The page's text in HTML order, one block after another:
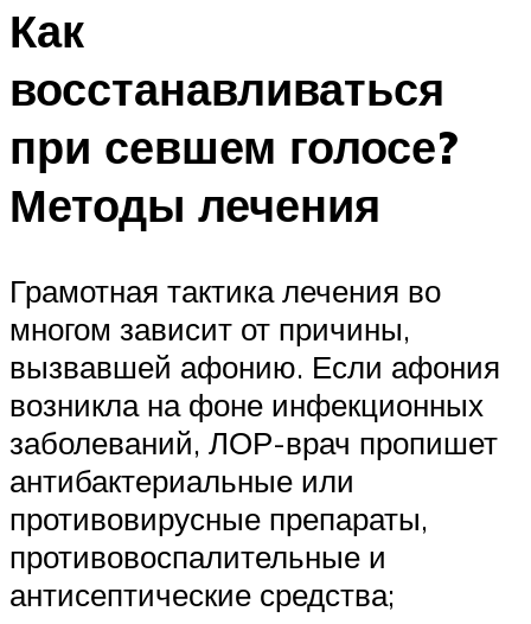
Как
восстанавливаться
при севшем голосе?
Методы лечения
Грамотная тактика лечения во
многом зависит от причины,
вызвавшей афонию. Если афония
возникла на фоне инфекционных
заболеваний, ЛОР-врач пропишет
антибактериальные или
противовирусные препараты,
противовоспалительные и
антисептические средства;